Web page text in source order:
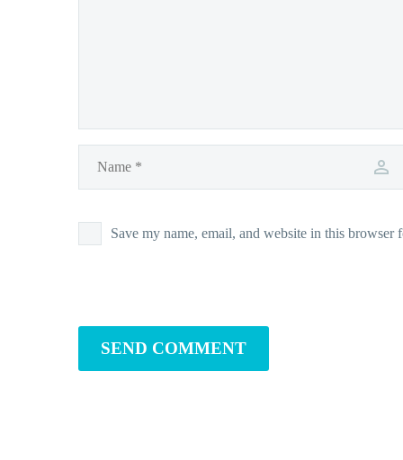
Save my name, email, and website in this browser
SEND COMMENT